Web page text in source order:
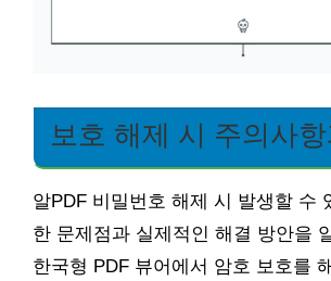
보호 해제 시 주의사항
알PDF 비밀번호 해제 시 발생할 수
한 문제점과 실제적인 해결 방안을
한국형 PDF 뷰어에서 암호 보호를